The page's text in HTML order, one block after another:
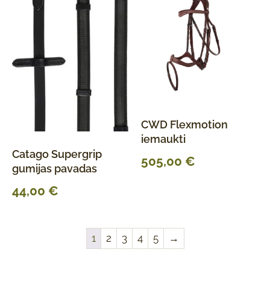
Catago Supergrip
gumijas pavadas
44,00 €
CWD Flexmotion
iemaukti
505,00 €
1 2 3 4 5 →